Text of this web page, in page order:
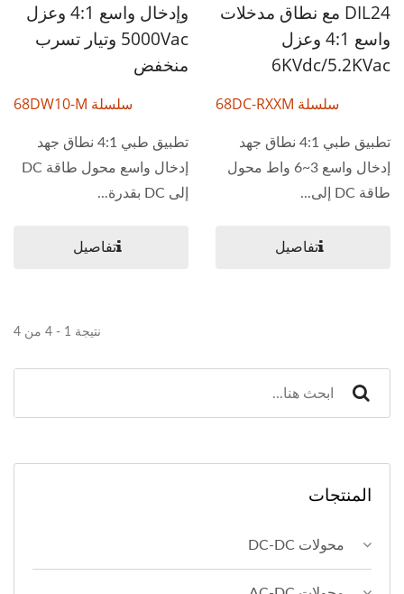
DIL24 مع نطاق مدخلات
واسع 4:1 وعزل
6KVdc/5.2KVac
سلسلة 68DC-RXXM
تطبيق طبي 4:1 نطاق جهد
إدخال واسع 3~6 واط محول
طاقة DC إلى...
تفاصيل
وإدخال واسع 4:1 وعزل
5000Vac وتيار تسرب
منخفض
سلسلة 68DW10-M
تطبيق طبي 4:1 نطاق جهد
إدخال واسع محول طاقة DC
إلى DC بقدرة...
تفاصيل
نتيجة 1 - 4 من 4
المنتجات
محولات DC-DC